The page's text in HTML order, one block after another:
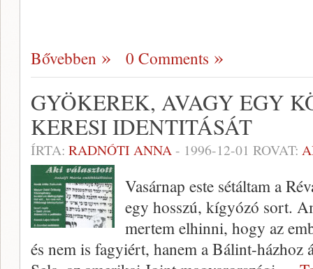
Bővebben 0 Comments
GYÖKEREK, AVAGY EGY
KERESI IDENTITÁSÁT
ÍRTA: RADNÓTI ANNA- 1996-12-01 ROVAT:
Vasárnap este sétáltam a
egy hosszú, kígyózó sort.
mertem elhinni, hogy az
és nem is fagyi­ért, hanem a Bálint-házhoz